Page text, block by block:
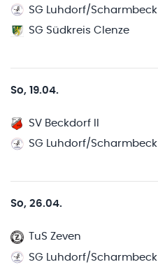
SG Luhdorf/Scharmbeck
SG Südkreis Clenze
So, 19.04.
SV Beckdorf II
SG Luhdorf/Scharmbeck
So, 26.04.
TuS Zeven
SG Luhdorf/Scharmbeck